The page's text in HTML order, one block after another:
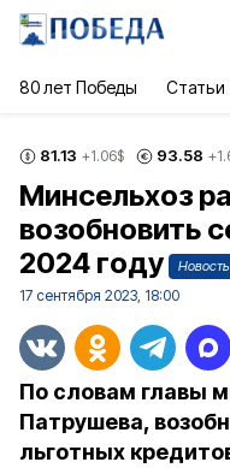
80 лет Победы Статьи
81.13 +1.06$ 93.58
Минсельхоз
возобновить
2024 году
Новость
17 сентября 2023, 18:00
По словам главы
Патрушева,
льготных